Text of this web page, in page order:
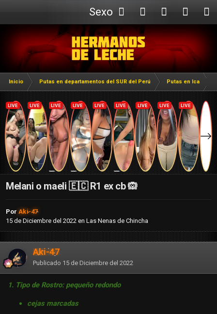
Sexo
Webcam
Inicio Putas en departamentos del SUR del Perú Putas en Ica
Melani o maeli 🇪🇨 R1 ex cb 🙉
Por Aki-47
15 de Diciembre del 2022 en Las Nenas de Chincha
Aki-47
Publicado 15 de Diciembre del 2022
1. Tipo de Rostro: pequeño redondo
cejas marcadas